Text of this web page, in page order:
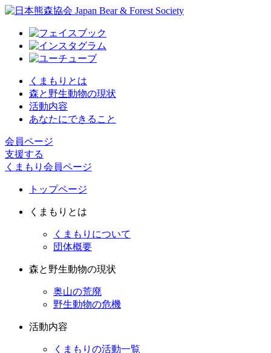
くまもりとは
森と野生動物の現状
活動内容
あなたにできること
会員ページ
支援する
くまもり会員ページ
トップページ
くまもりとは
くまもりについて
団体概要
森と野生動物の現状
奥山の荒廃
野生動物の危機
活動内容
くまもりの活動一覧